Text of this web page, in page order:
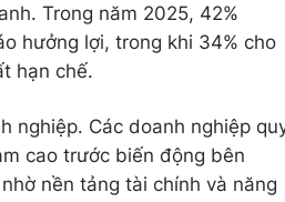
Trong năm 2025, 42%
hưởng lợi, trong khi 34% cho
hạn chế.
nghiệp. Các doanh nghiệp
cao trước biến động bên
nền tảng tài chính và năng